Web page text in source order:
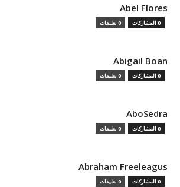
Abel Flores
0 المشاركات 0 تعليقات
Abigail Boan
0 المشاركات 0 تعليقات
AboSedra
0 المشاركات 0 تعليقات
Abraham Freeleagus
0 المشاركات 0 تعليقات